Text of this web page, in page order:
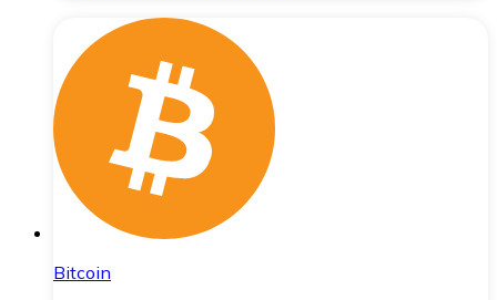
Bitcoin